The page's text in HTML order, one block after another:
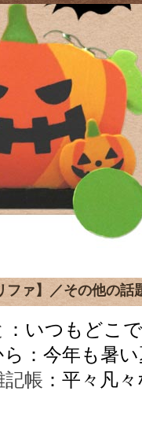
ファ】／その他の話
：いつもどこ
：今年も暑
帳 ：平々凡